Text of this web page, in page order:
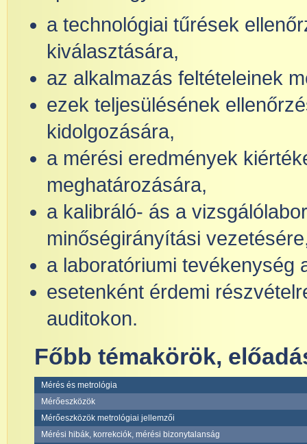
a technológiai tűrések
kiválasztására,
az alkalmazás feltételeinek
ezek teljesülésének
kidolgozására,
a mérési eredmények
meghatározására,
a kalibráló- ás a
minőségirányítási
a laboratóriumi tevékenység
esetenként érdemi
auditokon.
Főbb témakörök,
Mérés és metrológia
Mérőeszközök
Mérőeszközök metrológiai jellemzői
Mérési hibák, korrekciók, mérési bizonytalanság